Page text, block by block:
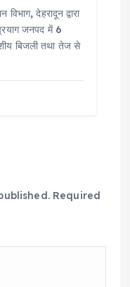
देहरादून द्वारा
जनपद में 6
बिजली तथा तेज से
Required